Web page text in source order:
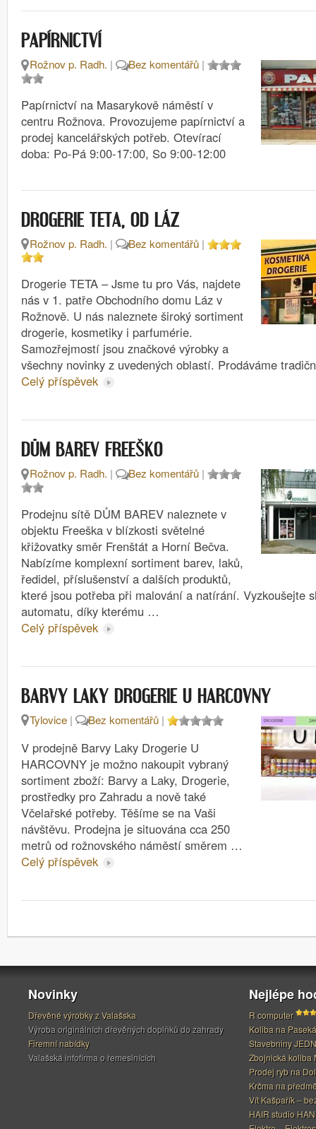
PAPÍRNICTVÍ
Rožnov p. Radh. | Bez komentářů |
Papírnictví na Masarykově náměstí v
centru Rožnova. Provozujeme papírnictví a
prodej kancelářských potřeb. Otevírací
doba: Po-Pá 9:00-17:00, So 9:00-12:00
DROGERIE TETA, OD LÁZ
Rožnov p. Radh. | Bez komentářů |
Drogerie TETA – Jsme tu pro Vás, najdete
nás v 1. patře Obchodního domu Láz v
Rožnově. U nás naleznete široký sortiment
drogerie, kosmetiky i parfumérie.
Samozřejmostí jsou značkové výrobky a
všechny novinky z uvedených oblastí. Prodáváme
Celý příspěvek
DŮM BAREV FREEŠKO
Rožnov p. Radh. | Bez komentářů |
Prodejnu sítě DŮM BAREV naleznete v
objektu Freeška v blízkosti světelné
křižovatky směr Frenštát a Horní Bečva.
Nabízíme komplexní sortiment barev, laků,
ředidel, příslušenství a dalších produktů,
které jsou potřeba při malování a natírání. Vyzkoušejte
automatu, díky kterému …
Celý příspěvek
BARVY LAKY DROGERIE U HARCOVNY
Tylovice | Bez komentářů |
V prodejně Barvy Laky Drogerie U
HARCOVNY je možno nakoupit vybraný
sortiment zboží: Barvy a Laky, Drogerie,
prostředky pro Zahradu a nově také
Včelařské potřeby. Těšíme se na Vaši
návštěvu. Prodejna je situována cca 250
metrů od rožnovského náměstí směrem …
Celý příspěvek
Novinky
Dřevěné výrobky z Valašska
Výroba originálních dřevěných doplňků do zahrady
Firemní nabídky
Valašská infofirma o řemeslnících
Nejlépe
R computer
Koliba na
Stavebniny
Zbojnická koliba
Prodej ryb na
Krčma na
Vít Kašpařík –
HAIR studio